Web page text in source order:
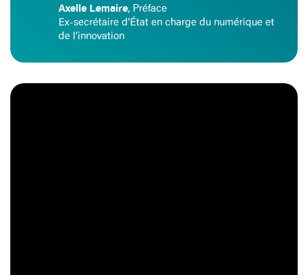
Axelle Lemaire, Préface
Ex-secrétaire d’État en charge du numérique et
de l’innovation